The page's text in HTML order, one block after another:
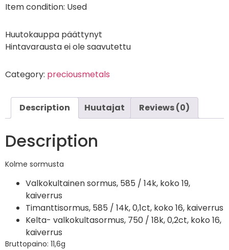
Item condition: Used
Huutokauppa päättynyt
Hintavarausta ei ole saavutettu
Category: preciousmetals
Description Huutajat Reviews (0)
Description
Kolme sormusta
Valkokultainen sormus, 585 / 14k, koko 19,
kaiverrus
Timanttisormus, 585 / 14k, 0,1ct, koko 16, kaiverrus
Kelta- valkokultasormus, 750 / 18k, 0,2ct, koko 16,
kaiverrus
Bruttopaino: 11,6g